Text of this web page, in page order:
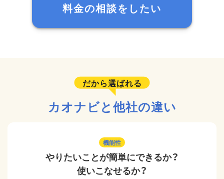
料金の相談をしたい
だから選ばれる
カオナビと他社の違い
機能性
やりたいことが簡単にできるか？
使いこなせるか？